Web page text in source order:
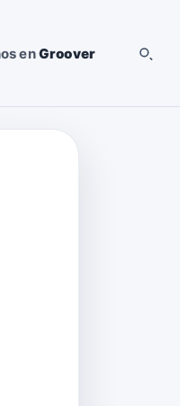
enGroover